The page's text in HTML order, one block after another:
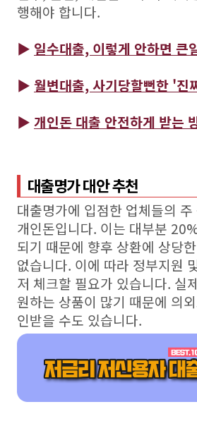
행해야 합니다.
▶ 일수대출, 이렇게 안하면 큰
▶ 월변대출, 사기당할뻔한 '진
▶ 개인돈 대출 안전하게 받는
대출명가 대안 추천
대출명가에 입점한 업체들의
개인돈입니다. 이는 대부분
되기 때문에 향후 상환에 상당
없습니다. 이에 따라 정부지원
저 체크할 필요가 있습니다. 실
원하는 상품이 많기 때문에 의
인받을 수도 있습니다.